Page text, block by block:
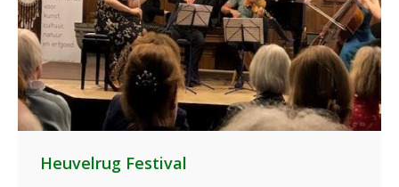
Heuvelrug Festival